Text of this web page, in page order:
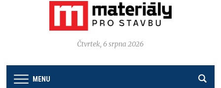
Čtvrtek, 6 srpna 2026
MENU